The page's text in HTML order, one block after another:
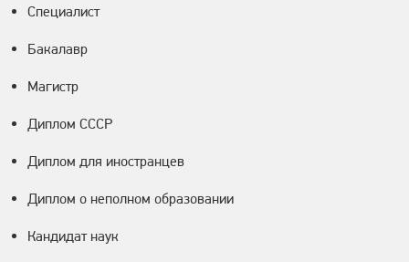
Специалист
Бакалавр
Магистр
Диплом СССР
Диплом для иностранцев
Диплом о неполном образовании
Кандидат наук